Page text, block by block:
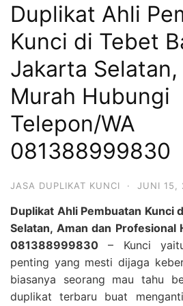
Duplikat Ahli
Kunci di Tebet
Jakarta
Murah Hubungi
Telepon/WA
081388999830
JASA DUPLIKAT KUNCI · JUNI 15,
Duplikat Ahli Pembuatan Kunci
Selatan, Aman dan Profesional
081388999830 – Kunci
penting yang mesti dijaga
biasanya seorang mau tahu
duplikat terbaru buat